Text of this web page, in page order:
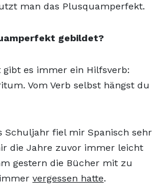
man das Plusquamperfekt.
gebildet?
es immer ein Hilfsverb:
Vom Verb selbst hängst du
Schuljahr fiel mir Spanisch sehr
die Jahre zuvor immer leicht
gestern die Bücher mit zu
vergessen hatte.